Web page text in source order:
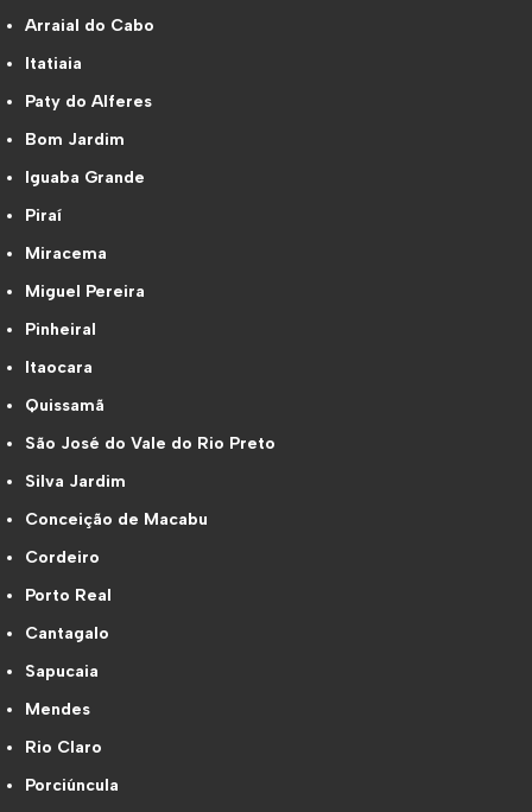
Arraial do Cabo
Itatiaia
Paty do Alferes
Bom Jardim
Iguaba Grande
Piraí
Miracema
Miguel Pereira
Pinheiral
Itaocara
Quissamã
São José do Vale do Rio Preto
Silva Jardim
Conceição de Macabu
Cordeiro
Porto Real
Cantagalo
Sapucaia
Mendes
Rio Claro
Porciúncula